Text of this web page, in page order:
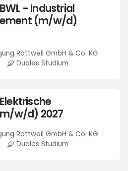
- Industrial
(m/w/d)
Rottweil GmbH & Co. KG
Duales Studium
w/d) 2027
Rottweil GmbH & Co. KG
Duales Studium